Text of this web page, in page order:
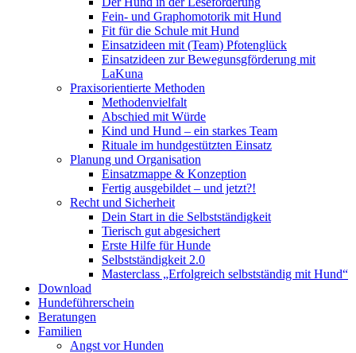
Fein- und Graphomotorik mit Hund
Fit für die Schule mit Hund
Einsatzideen mit (Team) Pfotenglück
Einsatzideen zur Bewegunsgförderung mit
LaKuna
Praxisorientierte Methoden
Methodenvielfalt
Abschied mit Würde
Kind und Hund – ein starkes Team
Rituale im hundgestützten Einsatz
Planung und Organisation
Einsatzmappe & Konzeption
Fertig ausgebildet – und jetzt?!
Recht und Sicherheit
Dein Start in die Selbstständigkeit
Tierisch gut abgesichert
Erste Hilfe für Hunde
Selbstständigkeit 2.0
Masterclass „Erfolgreich selbstständig mit Hund“
Download
Hundeführerschein
Beratungen
Familien
Angst vor Hunden